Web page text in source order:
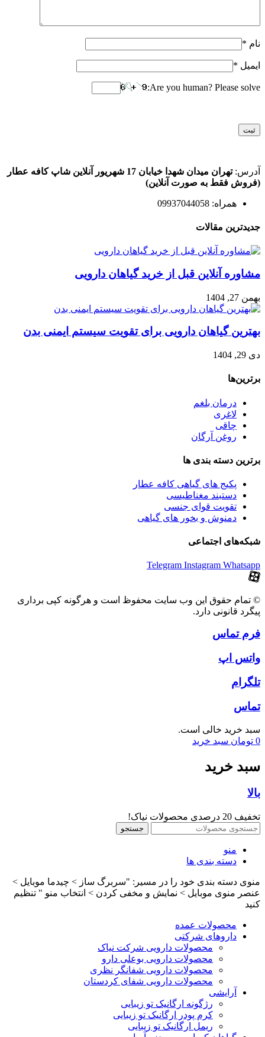
نام *
ایمیل *
Are you human? Please solve:
آدرس:تهران میدان شهدا خیابان 17 شهریور آنلاین شاپ کافه عطار
(فروش فقط به صورت آنلاین)
همراه: 09937044058
جدیدترین مقالات
مشاوره آنلاین قبل از خرید گیاهان دارویی
بهمن 27, 1404
بهترین گیاهان دارویی برای تقویت سیستم ایمنی بدن
دی 29, 1404
برترین‌ها
درمان بلغم
لاغری
چاقی
روغن آرگان
برترین‌ دسته بندی ها
پکیج های گیاهی کافه عطار
دستبند مغناطیسی
تقویت قوای جنسی
دمنوش و بخور های گیاهی
شبکه‌های اجتماعی
Telegram Instagram Whatsapp
© تمام حقوق این وب سایت محفوظ است و هرگونه کپی برداری
پیگرد قانونی دارد.
فرم تماس
واتس اپ
تلگرام
تماس
سبد خرید خالی است.
0 تومان سبد خرید
سبد خرید
بالا
تخفیف 20 درصدی محصولات نیاک!
جستجو
منو
دسته بندی ها
منوی دسته بندی خود را در مسیر: "سربرگ ساز > چیدما موبایل >
عنصر منوی موبایل > نمایش و مخفی کردن > انتخاب منو " تنظیم
کنید
محصولات عمده
داروهای شرکتی
محصولات دارویی شرکت نیاک
محصولات دارویی بوعلی دارو
محصولات دارویی شفانگر نظری
محصولات دارویی شفای کردستان
آرایشی
رژگونه ارگانیک تو زیبایی
کرم پودر ارگانیک تو زیبایی
ریمل ارگانیک تو زیبایی